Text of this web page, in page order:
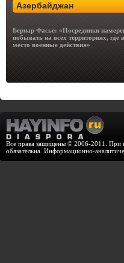
Азербайджан
Бернар Фасье: «Посредники
побывать на всех территориях, где
место военные действия»
Все права защищены © 2006-2011. При
обязательна. Информационно-